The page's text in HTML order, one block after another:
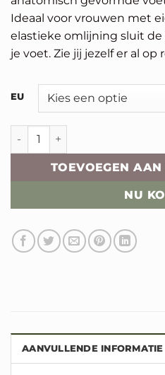
Ideaal voor vrouwen met
elastieke omlijning sluit de
je voet. Zie jij jezelf er al op
EU
Wolky Snoafer aantal
TOEVOEGEN
NU
Alternative:
AANVULLENDE INFORMATIE